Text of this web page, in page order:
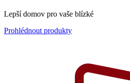
Lepší domov pro vaše blízké
Prohlédnout produkty